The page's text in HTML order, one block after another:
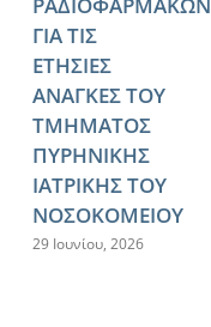
ΡΑΔΙΟΦΑΡΜΑΚΩΝ
ΓΙΑ ΤΙΣ
ΕΤΗΣΙΕΣ
ΑΝΑΓΚΕΣ ΤΟΥ
ΤΜΗΜΑΤΟΣ
ΠΥΡΗΝΙΚΗΣ
ΙΑΤΡΙΚΗΣ ΤΟΥ
ΝΟΣΟΚΟΜΕΙΟΥ
29 Ιουνίου, 2026